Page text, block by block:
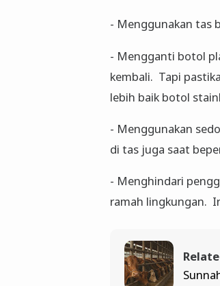
- Menggunakan tas
- Mengganti botol
kembali. Tapi
lebih baik botol
- Menggunakan
di tas juga saat
- Menghindari
ramah lingkungan.